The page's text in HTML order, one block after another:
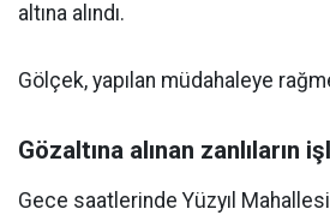
altına alındı.
Gölçek, yapılan müdahaleye
Gözaltına alınan zanlıların
Gece saatlerinde Yüzyıl